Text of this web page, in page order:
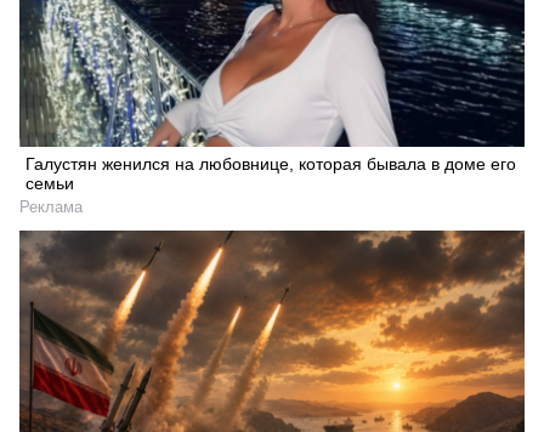
Галустян женился на любовнице, которая бывала в доме его
семьи
Реклама